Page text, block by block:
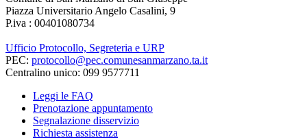
Piazza Universitario Angelo Casalini, 9
P.iva : 00401080734
Ufficio Protocollo, Segreteria e URP
PEC: protocollo@pec.comunesanmarzano.ta.it
Centralino unico: 099 9577711
Leggi le FAQ
Prenotazione appuntamento
Segnalazione disservizio
Richiesta assistenza